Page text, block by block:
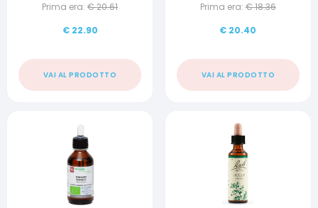
Prima era: €20.61
€ 22.90
VAI AL PRODOTTO
Prima era: €18.36
€ 20.40
VAI AL PRODOTTO